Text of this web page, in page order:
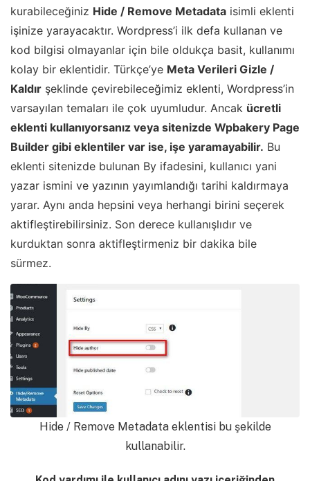
kurabileceğiniz Hide / Remove Metadata isimli eklenti
işinize yarayacaktır. Wordpress’i ilk defa kullanan ve
kod bilgisi olmayanlar için bile oldukça basit, kullanımı
kolay bir eklentidir. Türkçe’ye Meta Verileri Gizle /
Kaldır şeklinde çevirebileceğimiz eklenti, Wordpress’in
varsayılan temaları ile çok uyumludur. Ancak ücretli
eklenti kullanıyorsanız veya sitenizde Wpbakery Page
Builder gibi eklentiler var ise, işe yaramayabilir. Bu
eklenti sitenizde bulunan By ifadesini, kullanıcı yani
yazar ismini ve yazının yayımlandığı tarihi kaldırmaya
yarar. Aynı anda hepsini veya herhangi birini seçerek
aktifleştirebilirsiniz. Son derece kullanışlıdır ve
kurduktan sonra aktifleştirmeniz bir dakika bile
sürmez.
Hide / Remove Metadata eklentisi bu şekilde
kullanabilir.